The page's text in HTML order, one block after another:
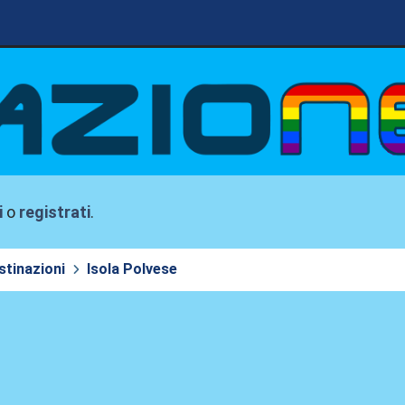
o registrati.
Isola Polvese